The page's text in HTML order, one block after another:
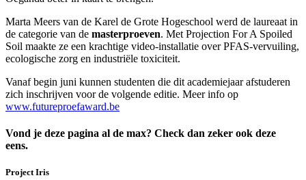
Marta Meers van de Karel de Grote Hogeschool werd de laureaat in
de categorie van de masterproeven. Met Projection For A Spoiled
Soil maakte ze een krachtige video-installatie over PFAS-vervuiling,
ecologische zorg en industriële toxiciteit.
Vanaf begin juni kunnen studenten die dit academiejaar afstuderen
zich inschrijven voor de volgende editie. Meer info op
www.futureproefaward.be
Vond je deze pagina al de max? Check dan zeker ook deze
eens.
Project Iris